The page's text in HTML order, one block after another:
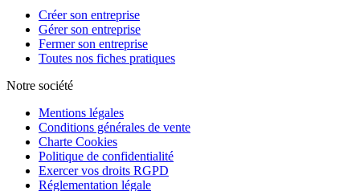
Créer son entreprise
Gérer son entreprise
Fermer son entreprise
Toutes nos fiches pratiques
Notre société
Mentions légales
Conditions générales de vente
Charte Cookies
Politique de confidentialité
Exercer vos droits RGPD
Réglementation légale